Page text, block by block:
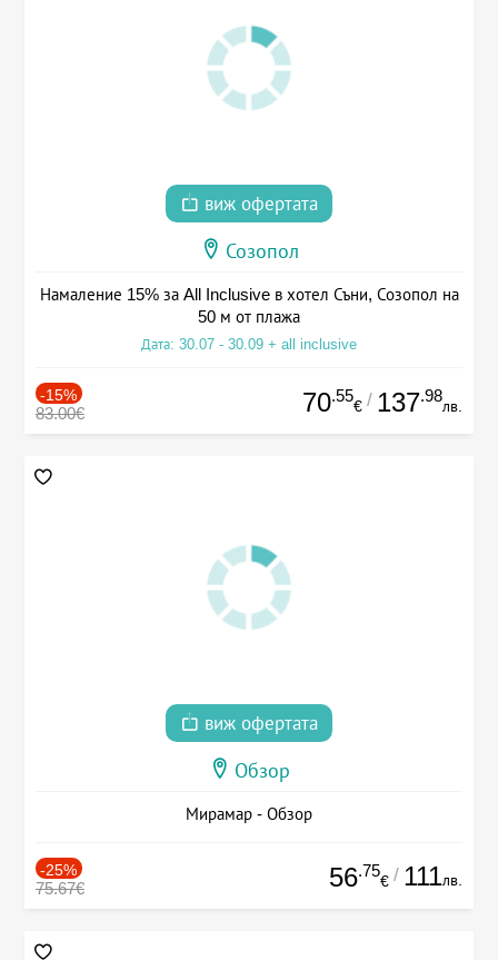
виж офертата
Созопол
Намаление 15% за All Inclusive в хотел Съни, Созопол на
50 м от плажа
Дата: 30.07 - 30.09 + all inclusive
-15%
83.00€ 70.55
€ / 137.98
лв.
виж офертата
Обзор
Мирамар - Обзор
-25%
75.67€ 56.75
€ / 111лв.